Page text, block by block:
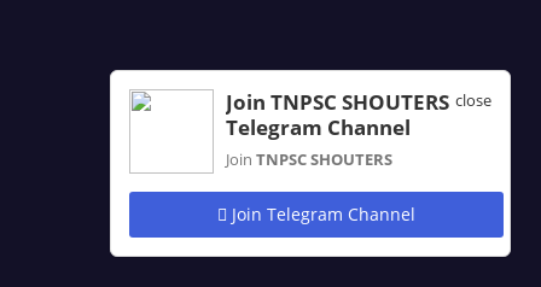
close
Join TNPSC SHOUTERS
Telegram Channel
Join TNPSC SHOUTERS
Join Telegram Channel